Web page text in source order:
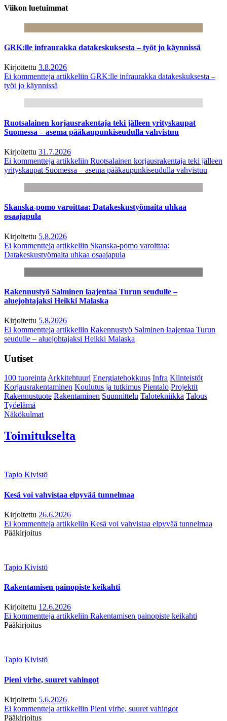
Viikon luetuimmat
GRK:lle infraurakka datakeskuksesta – työt jo käynnissä
Kirjoitettu 3.8.2026
Ei kommentteja artikkeliin GRK:lle infraurakka datakeskuksesta –
työt jo käynnissä
Ruotsalainen korjausrakentaja teki jälleen yrityskaupat
Suomessa – asema pääkaupunkiseudulla vahvistuu
Kirjoitettu 31.7.2026
Ei kommentteja artikkeliin Ruotsalainen korjausrakentaja teki jälleen
yrityskaupat Suomessa – asema pääkaupunkiseudulla vahvistuu
Skanska-pomo varoittaa: Datakeskustyömaita uhkaa
osaajapula
Kirjoitettu 5.8.2026
Ei kommentteja artikkeliin Skanska-pomo varoittaa:
Datakeskustyömaita uhkaa osaajapula
Rakennustyö Salminen laajentaa Turun seudulle –
aluejohtajaksi Heikki Malaska
Kirjoitettu 5.8.2026
Ei kommentteja artikkeliin Rakennustyö Salminen laajentaa Turun
seudulle – aluejohtajaksi Heikki Malaska
Uutiset
100 tuoreintaArkkitehtuuri Energiatehokkuus Infra Kiinteistöt
Korjausrakentaminen Koulutus ja tutkimus Pientalo Projektit
Rakennustuote Rakentaminen Suunnittelu Talotekniikka Talous
Työelämä
Näkökulmat
Toimitukselta
Tapio Kivistö
Kesä voi vahvistaa elpyvää tunnelmaa
Kirjoitettu 26.6.2026
Ei kommentteja artikkeliin Kesä voi vahvistaa elpyvää tunnelmaa
Pääkirjoitus
Tapio Kivistö
Rakentamisen painopiste keikahti
Kirjoitettu 12.6.2026
Ei kommentteja artikkeliin Rakentamisen painopiste keikahti
Pääkirjoitus
Tapio Kivistö
Pieni virhe, suuret vahingot
Kirjoitettu 5.6.2026
Ei kommentteja artikkeliin Pieni virhe, suuret vahingot
Pääkirjoitus